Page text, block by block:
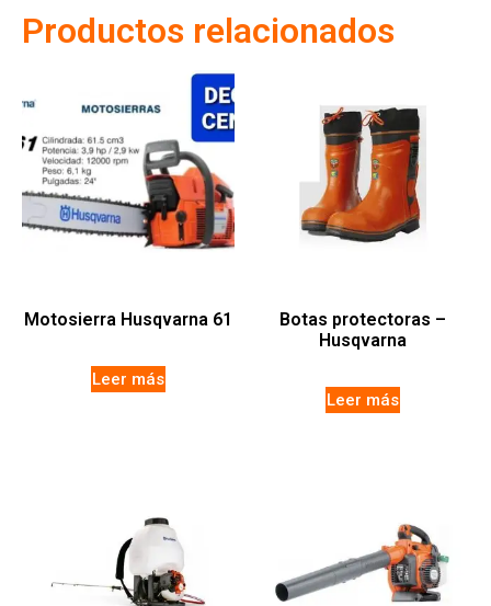
Productos relacionados
Motosierra Husqvarna 61
Leer más
Botas protectoras –
Husqvarna
Leer más